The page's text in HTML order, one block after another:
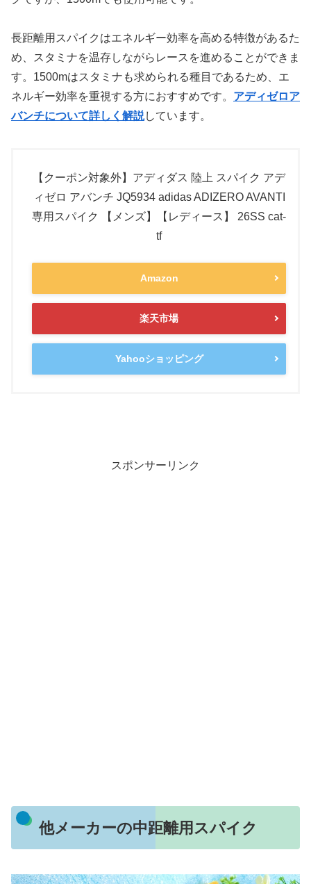
長距離用スパイクはエネルギー効率を高める特徴があるた
め、スタミナを温存しながらレースを進めることができま
す。1500mはスタミナも求められる種目であるため、エ
ネルギー効率を重視する方におすすめです。 アディゼロア
バンチについて詳しく解説しています。
【クーポン対象外】アディダス 陸上 スパイク アデ
ィゼロ アバンチ JQ5934 adidas ADIZERO AVANTI
専用スパイク 【メンズ】【レディース】 26SS cat-
tf
Amazon
楽天市場
Yahooショッピング
スポンサーリンク
他メーカーの中距離用スパイク